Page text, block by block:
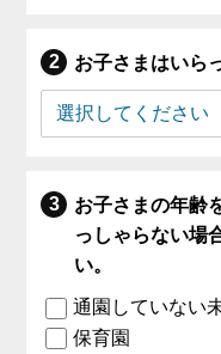
お子さまはいら
お子さまの年齢
っしゃらない場
い。
通園していない
保育園